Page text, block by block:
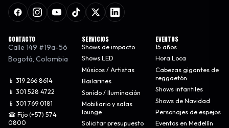
CONTACTO
Calle 149 #19a-56
Bogotá, Colombia
📱 319 266 8614
📱 301 528 4722
📱 301 769 0181
☎ Fijo (+57) 574
0800
SERVICIOS
Shows de impacto
Shows LED
Músicos / Artistas
Bailarines
Sonido / Iluminación
Mobiliario y salas
lounge
Solicitar presupuesto
EVENTOS
15 años
Hora Loca
Cabezas gigantes de
reggaetón
Shows infantiles
Shows de Navidad
Personajes de espejos
Eventos en Medellín